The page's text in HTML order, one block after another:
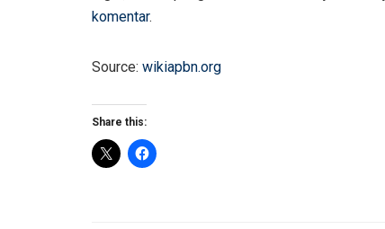
komentar.
Source: wikiapbn.org
Share this: